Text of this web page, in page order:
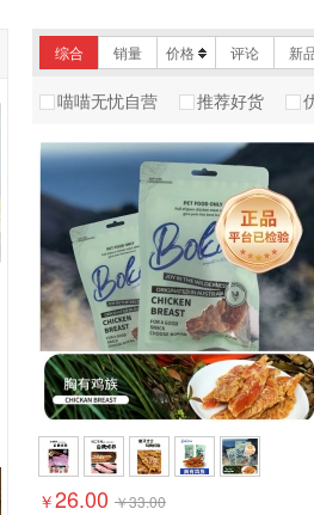
综合 销量 价格 评论 新
喵喵无忧自营 推荐好货
￥26.00 ￥33.00